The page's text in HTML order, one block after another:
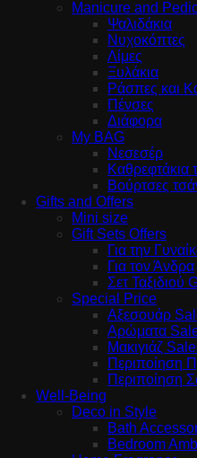
Manicure and
Ψαλιδάκια
Νυχοκόπτες
Λίμες
Ξυλάκια
Ράσπες και
Πένσες
Διάφορα
My BAG
Νεσεσέρ
Καθρεφτάκια
Βούρτσες
Gifts and Offers
Mini size
Gift Sets Offers
Για την
Για τον Άνδρα
Σετ Ταξιδιού
Special Price
Αξεσουάρ
Αρώματα
Μακιγιάζ
Περιποίηση
Περιποίηση
Well-Being
Deco in Style
Bath
Bedroom